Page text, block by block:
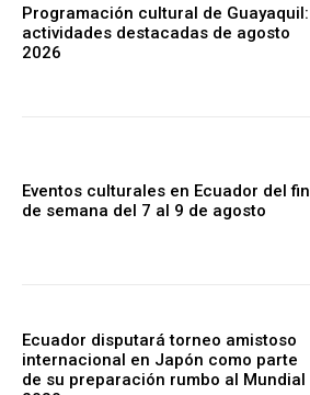
Programación cultural de Guayaquil:
actividades destacadas de agosto
2026
Eventos culturales en Ecuador del fin
de semana del 7 al 9 de agosto
Ecuador disputará torneo amistoso
internacional en Japón como parte
de su preparación rumbo al Mundial